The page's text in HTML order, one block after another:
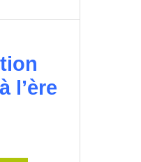
l’ère